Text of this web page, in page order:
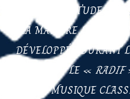
SUIVRE DES ÉTUDES
LA MATIÈRE LA PLUS
DÉVELOPPÉE DURANT
ÉTUDES EST LE « RADIF
DE LA MUSIQUE